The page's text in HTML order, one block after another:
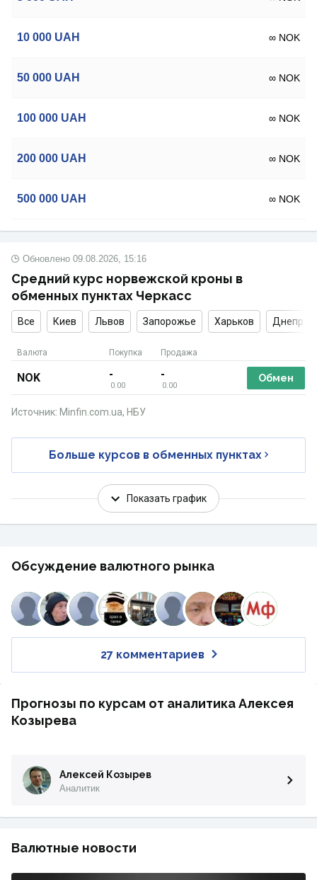
10 000 UAH ∞ NOK
50 000 UAH ∞ NOK
100 000 UAH ∞ NOK
200 000 UAH ∞ NOK
500 000 UAH ∞ NOK
Средний курс норвежской кроны в
обменных пунктах Черкасс
Обновлено 09.08.2026, 15:16
Все Киев Львов Запорожье Харьков Днепр
Валюта Покупка Продажа
NOK -
0.00
-
0.00
Обмен
Больше курсов в обменных пунктах
Источник: Minfin.com.ua, НБУ
Показать график
Обсуждение валютного рынка
27 комментариев
Прогнозы по курсам от аналитика Алексея
Козырева
Алексей Козырев
Аналитик
Валютные новости